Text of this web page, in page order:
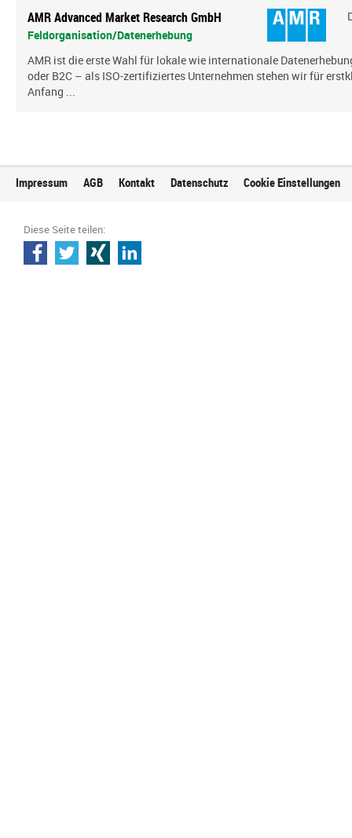
AMR Advanced Market Research GmbH
Feldorganisation/Datenerhebung
AMR ist die erste Wahl für lokale wie internationale
oder B2C – als ISO-zertifiziertes Unternehmen stehen wir für
Anfang ...
Impressum AGB Kontakt Datenschutz Cookie Einstellungen
Diese Seite teilen: